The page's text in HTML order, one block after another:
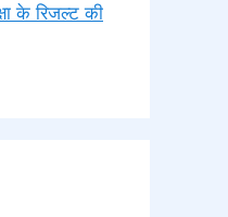
के रिजल्ट की